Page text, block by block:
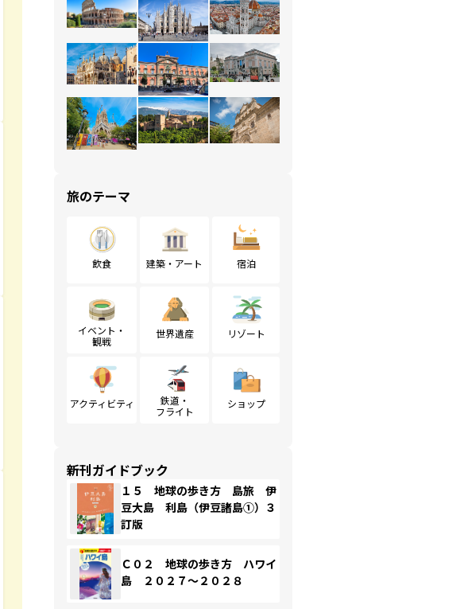
旅のテーマ
飲食 建築・アート 宿泊
イベント・
観戦
世界遺産 リゾート
アクティビティ
鉄道・
フライト
ショップ
新刊ガイドブック
１５ 地球の歩き方 島旅 伊
豆大島 利島（伊豆諸島①）３
訂版
Ｃ０２ 地球の歩き方 ハワイ
島 ２０２７～２０２８